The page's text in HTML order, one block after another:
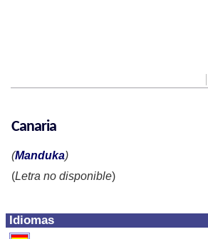
Idiomas
Canaria
(Manduka)
(Letra no disponible)